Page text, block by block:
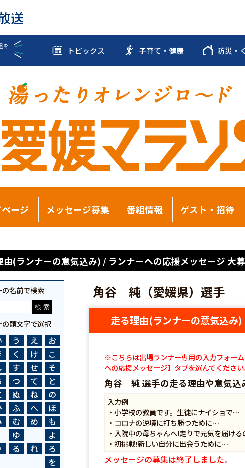
トピックス 子育て・健康 防災・
ページ メッセージ募集 番組情報 ゲスト・招待
由(ランナーの意気込み) / ランナーへの応援メッセージ 大募
の名前で検索
の頭文字で選択
う え
お
く け
こ
す せ
そ
つ て
と
ぬ ね
の
ふ へ
ほ
む め
も
ゆ
よ
る れ
ろ
を
角谷 純（愛媛県）選手
走る理由(ランナーの意気込み)
※こちらは出場ランナー専用の入力フォー
への応援メッセージ】タブを選んでください
角谷 純 選手の走る理由や意気込
入力例
・小学校の教員です。生徒にナイショで…
・コロナの逆境に打ち勝つために…
・入院中の母ちゃんへ!走りで元気を届け
・初挑戦!新しい自分に出会うために…
メッセージの募集は終了しました。